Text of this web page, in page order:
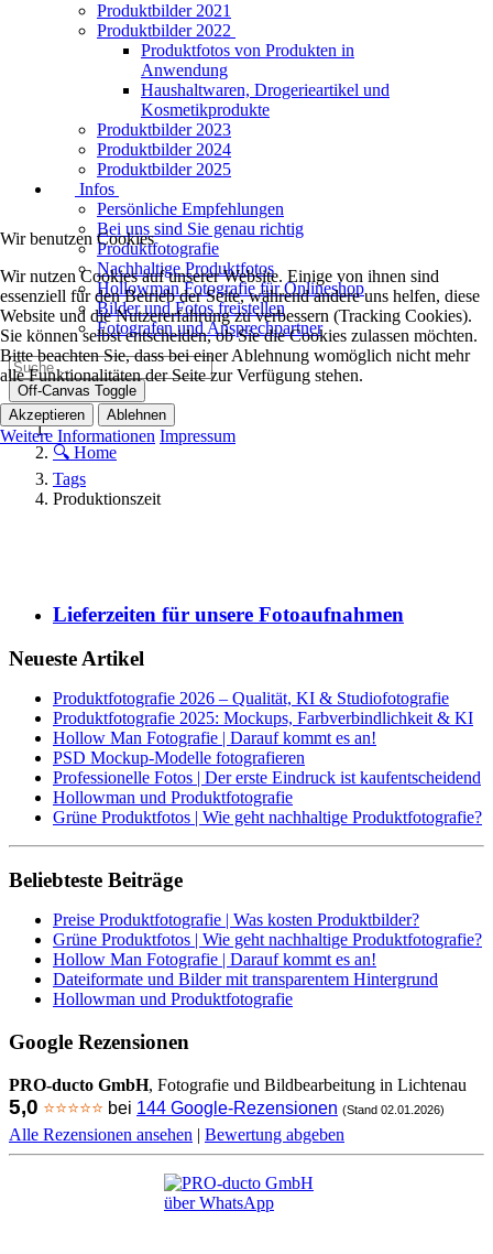
Produktbilder 2021
Produktbilder 2022
Produktfotos von Produkten in
Anwendung
Haushaltwaren, Drogerieartikel und
Kosmetikprodukte
Produktbilder 2023
Produktbilder 2024
Produktbilder 2025
Infos
Persönliche Empfehlungen
Bei uns sind Sie genau richtig
Produktfotografie
Nachhaltige Produktfotos
Hollowman Fotografie für Onlineshop
Bilder und Fotos freistellen
Fotografen und Ansprechpartner
Off-Canvas Toggle
🔍 Home
Tags
Produktionszeit
Lieferzeiten für unsere Fotoaufnahmen
Neueste Artikel
Produktfotografie 2026 – Qualität, KI & Studiofotografie
Produktfotografie 2025: Mockups, Farbverbindlichkeit & KI
Hollow Man Fotografie | Darauf kommt es an!
PSD Mockup-Modelle fotografieren
Professionelle Fotos | Der erste Eindruck ist kaufentscheidend
Hollowman und Produktfotografie
Grüne Produktfotos | Wie geht nachhaltige Produktfotografie?
Beliebteste Beiträge
Preise Produktfotografie | Was kosten Produktbilder?
Grüne Produktfotos | Wie geht nachhaltige Produktfotografie?
Hollow Man Fotografie | Darauf kommt es an!
Dateiformate und Bilder mit transparentem Hintergrund
Hollowman und Produktfotografie
Google Rezensionen
PRO-ducto GmbH, Fotografie und Bildbearbeitung in Lichtenau
5,0 ⭐⭐⭐⭐⭐ bei 144 Google-Rezensionen (Stand 02.01.2026)
Alle Rezensionen ansehen | Bewertung abgeben
Wir benutzen Cookies
Wir nutzen Cookies auf unserer Website. Einige von ihnen sind
essenziell für den Betrieb der Seite, während andere uns helfen, diese
Website und die Nutzererfahrung zu verbessern (Tracking Cookies).
Sie können selbst entscheiden, ob Sie die Cookies zulassen möchten.
Bitte beachten Sie, dass bei einer Ablehnung womöglich nicht mehr
alle Funktionalitäten der Seite zur Verfügung stehen.
Akzeptieren Ablehnen
Weitere Informationen Impressum